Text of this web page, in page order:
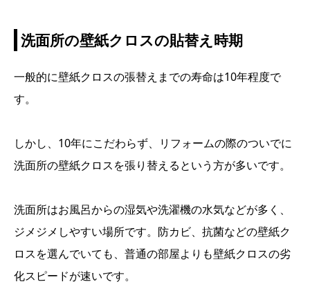
洗面所の壁紙クロスの貼替え時期
一般的に壁紙クロスの張替えまでの寿命は10年程度で
す。
しかし、10年にこだわらず、リフォームの際のついでに
洗面所の壁紙クロスを張り替えるという方が多いです。
洗面所はお風呂からの湿気や洗濯機の水気などが多く、
ジメジメしやすい場所です。防カビ、抗菌などの壁紙ク
ロスを選んでいても、普通の部屋よりも壁紙クロスの劣
化スピードが速いです。